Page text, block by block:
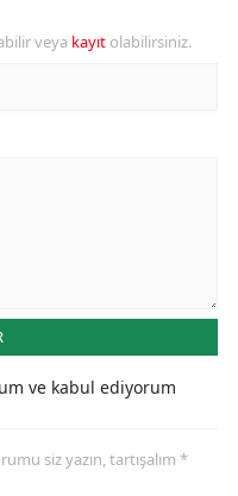
veya kayıt olabilirsiniz.
ve kabul ediyorum
siz yazın, tartışalım *